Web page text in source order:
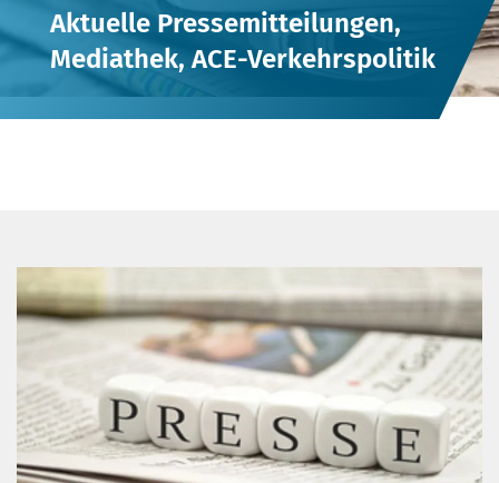
Aktuelle Pressemitteilungen,
Mediathek, ACE-Verkehrspolitik